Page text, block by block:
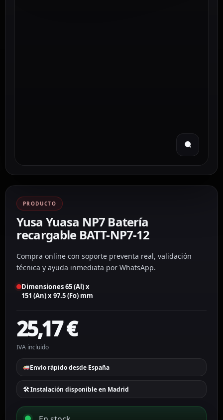
PRODUCTO
Yusa Yuasa NP7 Batería
recargable BATT-NP7-12
Compra online con soporte preventa real, validación
técnica y ayuda inmediata por WhatsApp.
Dimensiones 65 (Al) x
151 (An) x 97.5 (Fo) mm
25,17€
IVA incluido
Envío rápido desde España
🛠 Instalación disponible en Madrid